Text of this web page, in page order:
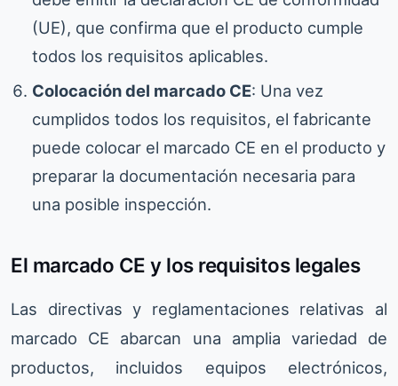
(UE), que confirma que el producto cumple
todos los requisitos aplicables.
Colocación del marcado CE: Una vez
cumplidos todos los requisitos, el fabricante
puede colocar el marcado CE en el producto y
preparar la documentación necesaria para
una posible inspección.
El marcado CE y los requisitos legales
Las directivas y reglamentaciones relativas al
marcado CE abarcan una amplia variedad de
productos, incluidos equipos electrónicos,